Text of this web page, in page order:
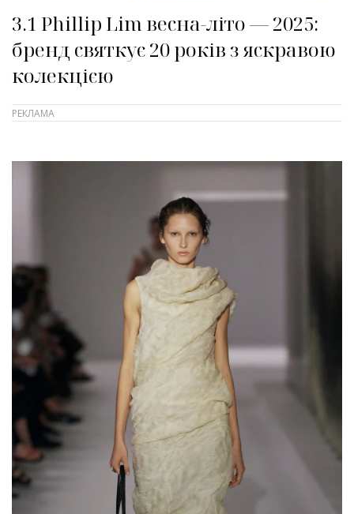
3.1 Phillip Lim весна-літо — 2025:
бренд святкує 20 років з яскравою
колекцією